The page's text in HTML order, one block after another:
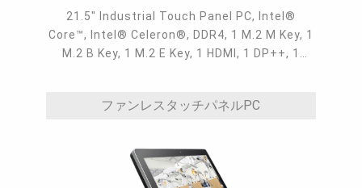
21.5" Industrial Touch Panel PC, Intel®
Core™, Intel® Celeron®, DDR4, 1 M.2 M Key, 1
M.2 B Key, 1 M.2 E Key, 1 HDMI, 1 DP++, 1
ファンレスタッチパネルPC